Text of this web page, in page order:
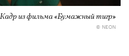
Кадр из фильма «Бумажный тигр»
© NEON